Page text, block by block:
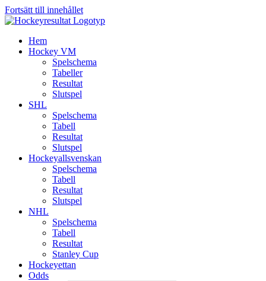
Fortsätt till innehållet
Hem
Hockey VM
Spelschema
Tabeller
Resultat
Slutspel
SHL
Spelschema
Tabell
Resultat
Slutspel
Hockeyallsvenskan
Spelschema
Tabell
Resultat
Slutspel
NHL
Spelschema
Tabell
Resultat
Stanley Cup
Hockeyettan
Odds